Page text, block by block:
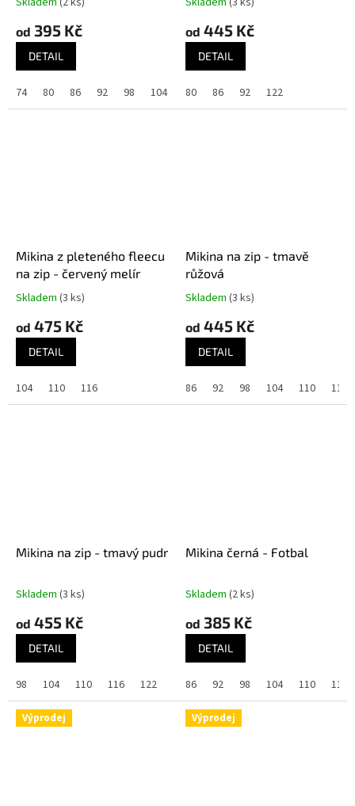
od 395 Kč
DETAIL
74 80 86 92 98 104 110 116 122 128
od 445 Kč
DETAIL
80 86 92 122
Mikina z pleteného fleecu
na zip - červený melír
Skladem (3 ks)
od 475 Kč
DETAIL
104 110 116
Mikina na zip - tmavě
růžová
Skladem (3 ks)
od 445 Kč
DETAIL
86 92 98 104 110 116
Mikina na zip - tmavý pudr
Skladem (3 ks)
od 455 Kč
DETAIL
98 104 110 116 122 128
Mikina černá - Fotbal
Skladem (2 ks)
od 385 Kč
DETAIL
86 92 98 104 110 116
Výprodej Výprodej